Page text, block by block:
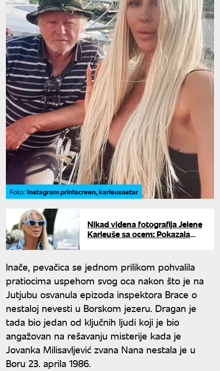
Foto: Instagram printscreen, karleusastar
Nikad viđena fotografija Jelene
Karleuše sa ocem: Pokazala
Inače, pevačica se jednom prilikom pohvalila
pratiocima uspehom svog oca nakon što je na
Jutjubu osvanula epizoda inspektora Brace o
nestaloj nevesti u Borskom jezeru. Dragan je
tada bio jedan od ključnih ljudi koji je bio
angažovan na rešavanju misterije kada je
Jovanka Milisavljević zvana Nana nestala je u
Boru 23. aprila 1986.